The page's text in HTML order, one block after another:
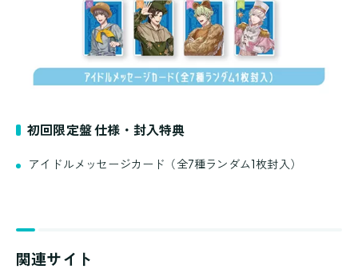
初回限定盤 仕様・封入特典
アイドルメッセージカード（全7種ランダム1枚封入）
関連サイト